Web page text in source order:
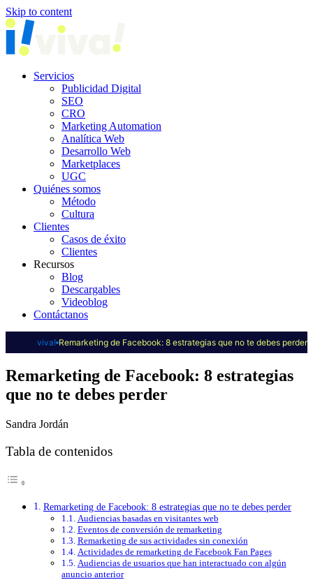
Skip to content
Servicios
Publicidad Digital
SEO
CRO
Marketing Automation
Analítica Web
Desarrollo Web
Marketplaces
UGC
Quiénes somos
Método
Cultura
Clientes
Casos de éxito
Clientes
Recursos
Blog
Descargables
Videoblog
Contáctanos
viva! Remarketing de Facebook: 8 estrategias que no te debes perder
Remarketing de Facebook: 8 estrategias
que no te debes perder
Sandra Jordán
Tabla de contenidos
Remarketing de Facebook: 8 estrategias que no te debes perder
Audiencias basadas en visitantes web
Eventos de conversión de remarketing
Remarketing de sus actividades sin conexión
Actividades de remarketing de Facebook Fan Pages
Audiencias de usuarios que han interactuado con algún
anuncio anterior